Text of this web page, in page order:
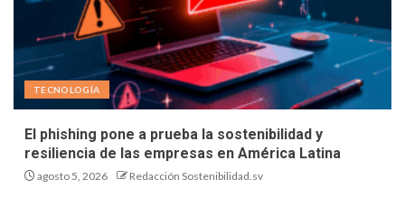
TECNOLOGÍA
El phishing pone a prueba la sostenibilidad y
resiliencia de las empresas en América Latina
agosto 5, 2026 Redacción Sostenibilidad.sv